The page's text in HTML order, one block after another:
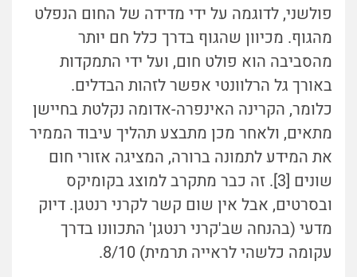
פולשני, לדוגמה על ידי מדידה של החום הנפלט
מהגוף. מכיוון שהגוף בדרך כלל חם יותר
מהסביבה הוא פולט חום, ועל ידי התמקדות
באורך גל הרלוונטי אפשר לזהות הבדלים.
כלומר, הקרינה האינפרה-אדומה נקלטת בחיישן
מתאים, ולאחר מכן מתבצע תהליך עיבוד הממיר
את המידע לתמונה ברורה, המציגה אזורי חום
שונים [3]. זה כבר מתקרב למוצג בקומיקס
ובסרטים, אבל אין שום קשר לקרני רנטגן. דיוק
מדעי (בהנחה שב'קרני רנטגן' התכוונו בדרך
עקומה כלשהי לראייה תרמית) 8/10.